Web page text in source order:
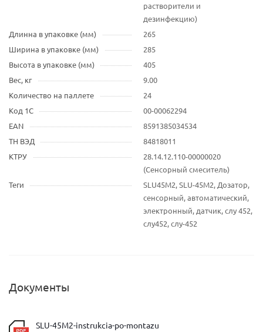
растворители и
дезинфекцию)
Длинна в упаковке (мм)
265
Ширина в упаковке (мм)
285
Высота в упаковке (мм)
405
Вес, кг
9.00
Количество на паллете
24
Код 1С
00-00062294
EAN
8591385034534
ТН ВЭД
84818011
КТРУ
28.14.12.110-00000020
(Сенсорный смеситель)
Теги
SLU45M2, SLU-45M2, Дозатор,
сенсорный, автоматический,
электронный, датчик, слу 452,
слу452, слу-452
Документы
SLU-45M2-instrukcia-po-montazu